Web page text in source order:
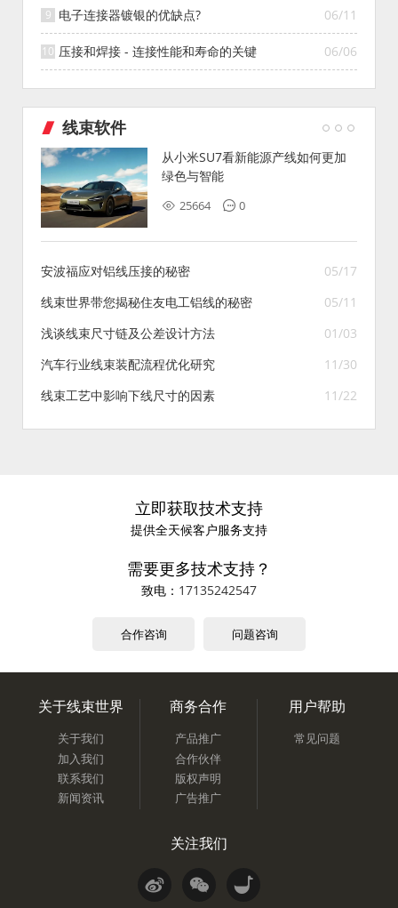
06/11
电子连接器镀银的优缺点?
06/06
压接和焊接 - 连接性能和寿命的关键
线束软件
从小米SU7看新能源产线如何更加
绿色与智能
25664 0
05/17
安波福应对铝线压接的秘密
05/11
线束世界带您揭秘住友电工铝线的秘密
01/03
浅谈线束尺寸链及公差设计方法
11/30
汽车行业线束装配流程优化研究
11/22
线束工艺中影响下线尺寸的因素
立即获取技术支持
提供全天候客户服务支持
需要更多技术支持？
致电： 17135242547
合作咨询 问题咨询
关于线束世界
关于我们
加入我们
联系我们
新闻资讯
商务合作
产品推广
合作伙伴
版权声明
广告推广
用户帮助
常见问题
关注我们